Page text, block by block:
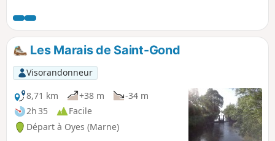
printemps ou en été.
Les Marais de Saint-Gond
Visorandonneur
8,71 km
+38 m
-34 m
2h 35
Facile
Départ à Oyes (Marne)